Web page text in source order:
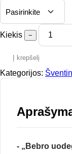
Kiekis −
Į krepšelį
Kategorijos:
- „Bebro